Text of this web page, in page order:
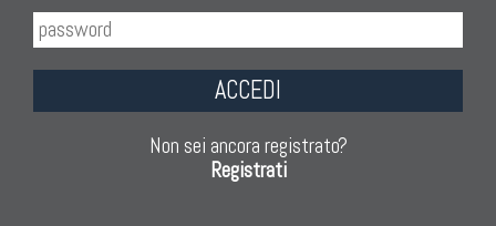
ACCEDI
Non sei ancora registrato?
Registrati